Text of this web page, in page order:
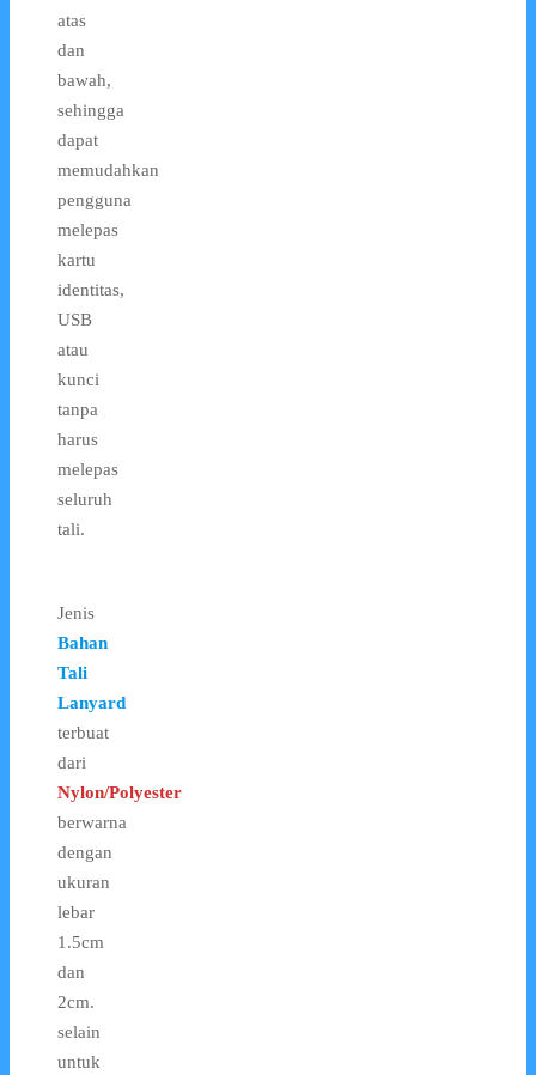
atas
dan
bawah,
sehingga
dapat
memudahkan
pengguna
melepas
kartu
identitas,
USB
atau
kunci
tanpa
harus
melepas
seluruh
tali.
Jenis
Bahan
Tali
Lanyard
terbuat
dari
Nylon/Polyester
berwarna
dengan
ukuran
lebar
1.5cm
dan
2cm.
selain
untuk